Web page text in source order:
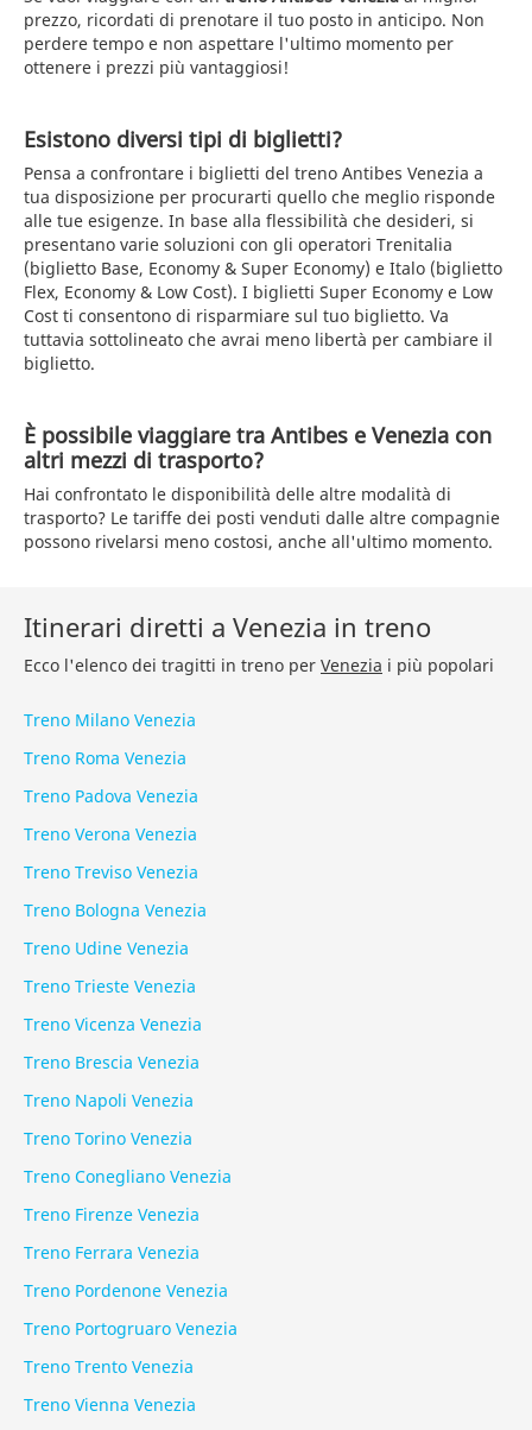
prezzo, ricordati di prenotare il tuo posto in anticipo. Non
perdere tempo e non aspettare l'ultimo momento per
ottenere i prezzi più vantaggiosi!
Esistono diversi tipi di biglietti?
Pensa a confrontare i biglietti del treno Antibes Venezia a
tua disposizione per procurarti quello che meglio risponde
alle tue esigenze. In base alla flessibilità che desideri, si
presentano varie soluzioni con gli operatori Trenitalia
(biglietto Base, Economy & Super Economy) e Italo (biglietto
Flex, Economy & Low Cost). I biglietti Super Economy e Low
Cost ti consentono di risparmiare sul tuo biglietto. Va
tuttavia sottolineato che avrai meno libertà per cambiare il
biglietto.
È possibile viaggiare tra Antibes e Venezia con
altri mezzi di trasporto?
Hai confrontato le disponibilità delle altre modalità di
trasporto? Le tariffe dei posti venduti dalle altre compagnie
possono rivelarsi meno costosi, anche all'ultimo momento.
Itinerari diretti a Venezia in treno
Ecco l'elenco dei tragitti in treno per Venezia i più popolari
Treno Milano Venezia
Treno Roma Venezia
Treno Padova Venezia
Treno Verona Venezia
Treno Treviso Venezia
Treno Bologna Venezia
Treno Udine Venezia
Treno Trieste Venezia
Treno Vicenza Venezia
Treno Brescia Venezia
Treno Napoli Venezia
Treno Torino Venezia
Treno Conegliano Venezia
Treno Firenze Venezia
Treno Ferrara Venezia
Treno Pordenone Venezia
Treno Portogruaro Venezia
Treno Trento Venezia
Treno Vienna Venezia